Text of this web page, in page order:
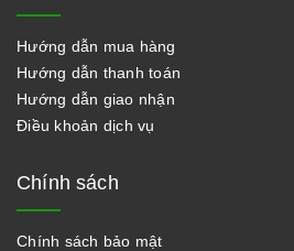
Hướng dẫn mua hàng
Hướng dẫn thanh toán
Hướng dẫn giao nhận
Điều khoản dịch vụ
Chính sách
Chính sách bảo mật